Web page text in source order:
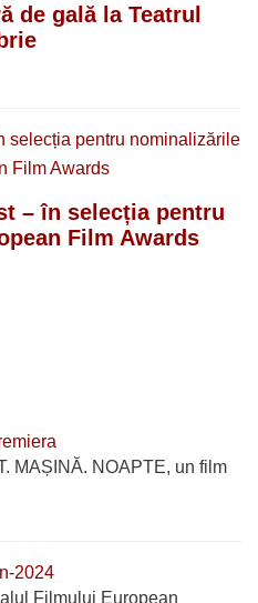
de gală la Teatrul
– în selecția pentru
Film Awards
MAȘINĂ. NOAPTE, un film
Filmului European